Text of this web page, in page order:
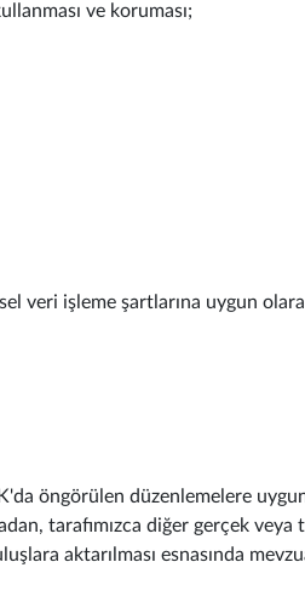
ve koruması;
veri işleme şartlarına uygun
öngörülen düzenlemelere
tarafımızca diğer gerçek
aktarılması esnasında